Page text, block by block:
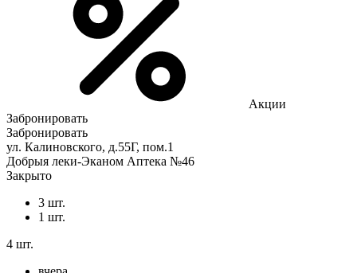
Акции
Забронировать
Забронировать
ул. Калиновского, д.55Г, пом.1
Добрыя леки-Эканом Аптека №46
Закрыто
3 шт.
1 шт.
4 шт.